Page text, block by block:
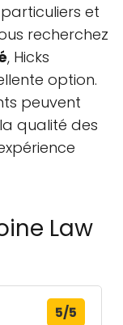
et
recherchez
, Hicks
option.
peuvent
qualité des
Law
5/5